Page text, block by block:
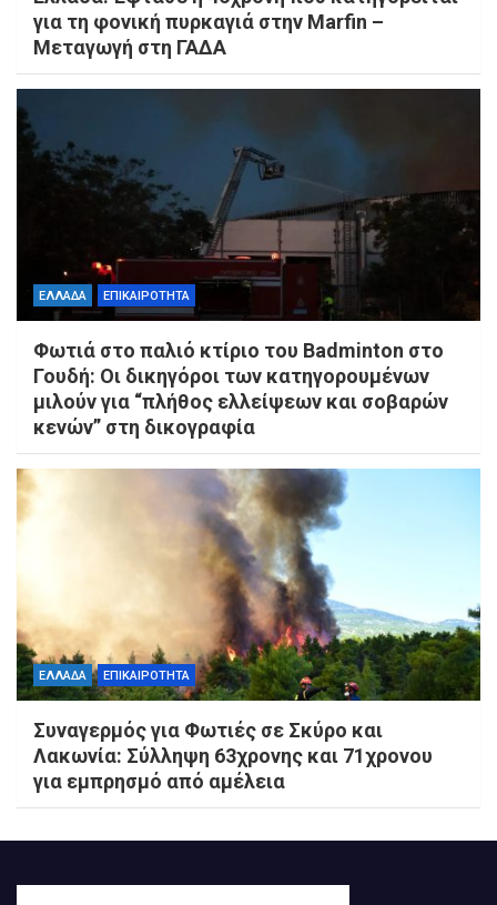
για τη φονική πυρκαγιά στην Marfin –
Μεταγωγή στη ΓΑΔΑ
ΕΛΛΑΔΑ ΕΠΙΚΑΙΡΟΤΗΤΑ
Φωτιά στο παλιό κτίριο του Badminton στο
Γουδή: Οι δικηγόροι των κατηγορουμένων
μιλούν για “πλήθος ελλείψεων και σοβαρών
κενών” στη δικογραφία
ΕΛΛΑΔΑ ΕΠΙΚΑΙΡΟΤΗΤΑ
Συναγερμός για Φωτιές σε Σκύρο και
Λακωνία: Σύλληψη 63χρονης και 71χρονου
για εμπρησμό από αμέλεια